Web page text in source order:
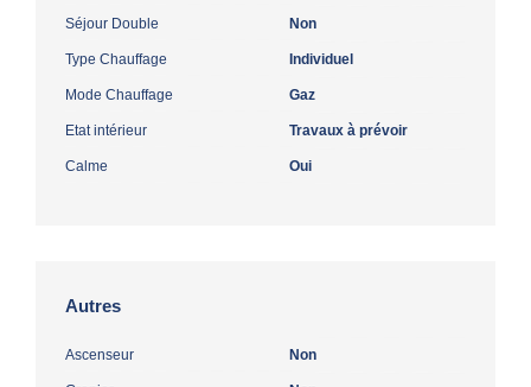
Séjour Double Non
Type Chauffage Individuel
Mode Chauffage Gaz
Etat intérieur Travaux à prévoir
Calme Oui
Autres
Ascenseur Non